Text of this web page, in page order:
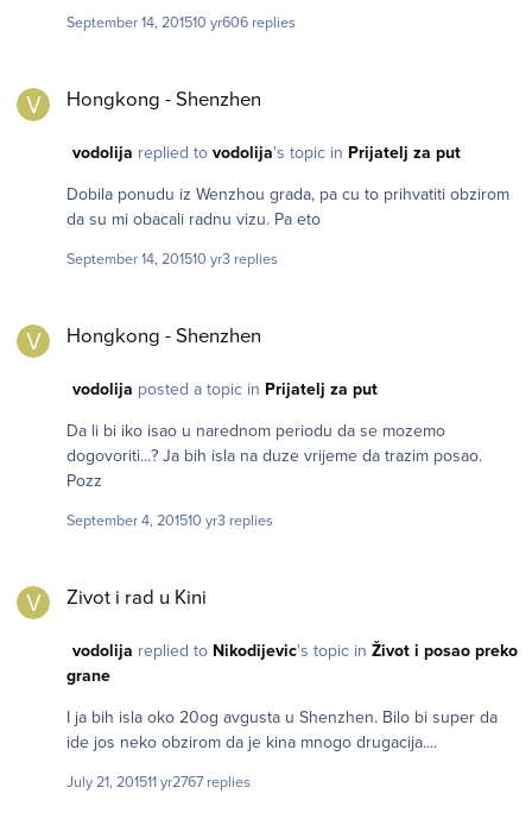
certifikat isto za predavanje worldwide, al malo je poznat u
September 14, 201510 yr606 replies
Hongkong - Shenzhen
vodolija replied to vodolija's topic in Prijatelj za put
Dobila ponudu iz Wenzhou grada, pa cu to prihvatiti obzirom
da su mi obacali radnu vizu. Pa eto
September 14, 201510 yr3 replies
Hongkong - Shenzhen
vodolija posted a topic in Prijatelj za put
Da li bi iko isao u narednom periodu da se mozemo
dogovoriti...? Ja bih isla na duze vrijeme da trazim posao.
Pozz
September 4, 201510 yr3 replies
Zivot i rad u Kini
vodolija replied to Nikodijevic's topic in Život i posao preko
grane
I ja bih isla oko 20og avgusta u Shenzhen. Bilo bi super da
ide jos neko obzirom da je kina mnogo drugacija....
July 21, 201511 yr2767 replies